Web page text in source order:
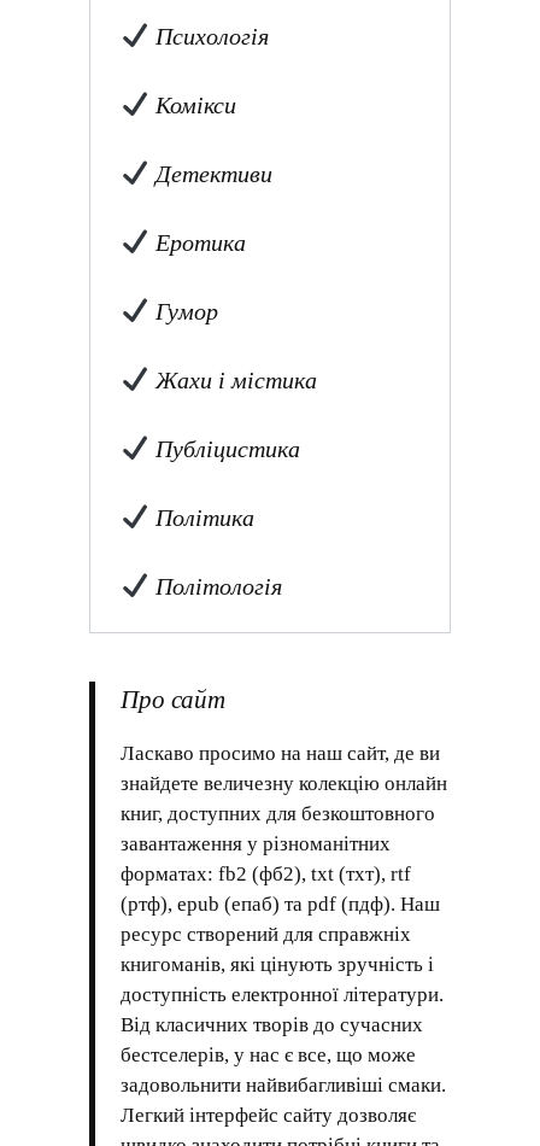
Психологія
Комікси
Детективи
Еротика
Гумор
Жахи і містика
Публіцистика
Політика
Політологія
Про сайт
Ласкаво просимо на наш сайт, де ви
знайдете величезну колекцію онлайн
книг, доступних для безкоштовного
завантаження у різноманітних
форматах: fb2 (фб2), txt (тхт), rtf
(ртф), epub (епаб) та pdf (пдф). Наш
ресурс створений для справжніх
книгоманів, які цінують зручність і
доступність електронної літератури.
Від класичних творів до сучасних
бестселерів, у нас є все, що може
задовольнити найвибагливіші смаки.
Легкий інтерфейс сайту дозволяє